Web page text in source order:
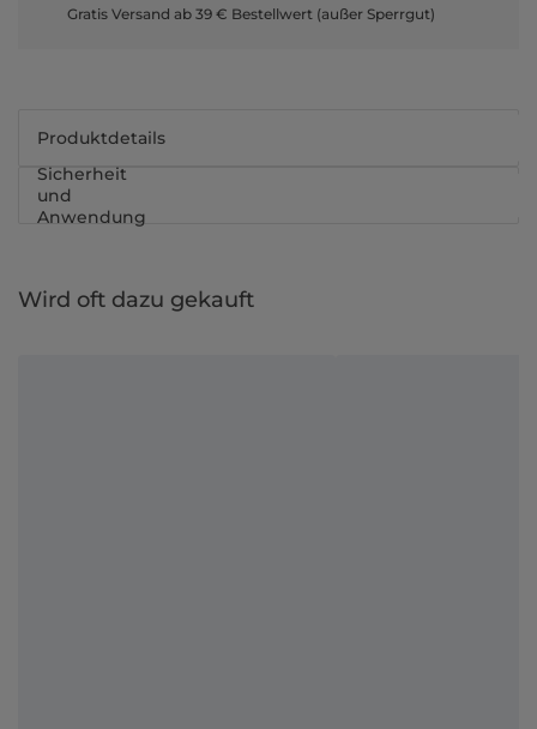
Gratis Versand ab 39 € Bestellwert (außer Sperrgut)
Produktdetails
Sicherheit
und
Anwendung
Wird oft dazu gekauft